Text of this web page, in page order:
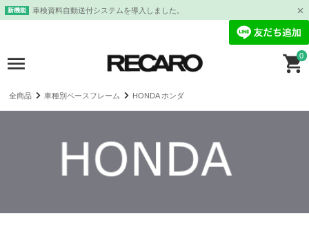
新機能 車検資料自動送付システムを導入しました。
0
全商品 車種別ベースフレーム HONDA ホンダ